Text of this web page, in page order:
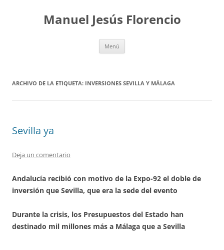
contenidoManuel Jesús Florencio
Menú
ARCHIVO DE LA ETIQUETA: INVERSIONES SEVILLA Y MÁLAGA
Sevilla ya
Deja un comentario
Andalucía recibió con motivo de la Expo-92 el doble de
inversión que Sevilla, que era la sede del evento
Durante la crisis, los Presupuestos del Estado han
destinado mil millones más a Málaga que a Sevilla